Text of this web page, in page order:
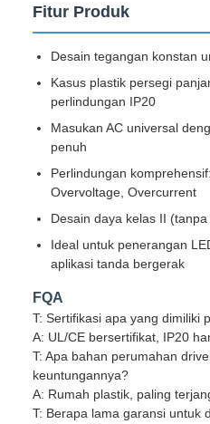
Fitur Produk
Desain tegangan konstan
Kasus plastik persegi
perlindungan IP20
Masukan AC universal
penuh
Perlindungan
Overvoltage, Overcurrent
Desain daya kelas II
Ideal untuk penerangan
aplikasi tanda bergerak
FQA
T: Sertifikasi apa yang dimiliki
A: UL/CE bersertifikat, IP20
T: Apa bahan perumahan
keuntungannya?
A: Rumah plastik, paling
T: Berapa lama garansi untuk